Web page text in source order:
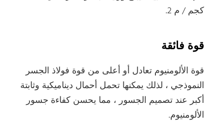
كجم / م 2.
قوة فائقة
قوة الألومنيوم تعادل أو أعلى من قوة فولاذ الجسر
النموذجي ، لذلك يمكنها تحمل أحمال ديناميكية وثابتة
أكبر عند تصميم الجسور ، مما يحسن كفاءة جسور
الألومنيوم.